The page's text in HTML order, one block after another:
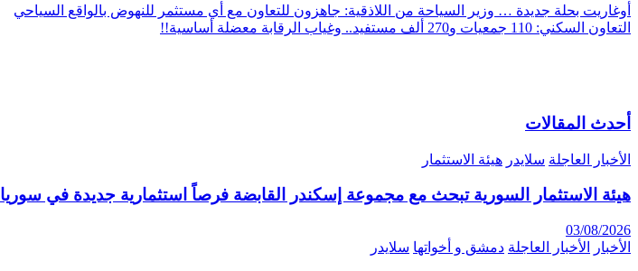
أوغاريت بحلة جديدة … وزير السياحة من اللاذقية: جاهزون للتعاون مع أي مستثمر للنهوض بالواقع السياحي
التعاون السكني: 110 جمعيات و270 ألف مستفيد.. وغياب الرقابة معضلة أساسية!!
أحدث المقالات
الأخبار العاجلة سلايدر هيئة الاستثمار
هيئة الاستثمار السورية تبحث مع مجموعة إسكندر القابضة فرصاً استثمارية جديدة في سوريا
03/08/2026
الأخبار
الأخبار العاجلة دمشق و أخواتها سلايدر